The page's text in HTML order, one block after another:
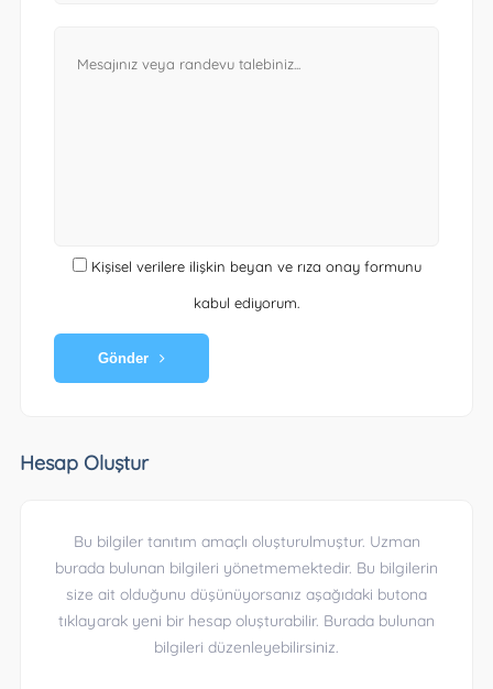
Kişisel verilere ilişkin beyan ve rıza onay formunu
kabul ediyorum.
Gönder
Hesap Oluştur
Bu bilgiler tanıtım amaçlı oluşturulmuştur. Uzman
burada bulunan bilgileri yönetmemektedir. Bu bilgilerin
size ait olduğunu düşünüyorsanız aşağıdaki butona
tıklayarak yeni bir hesap oluşturabilir. Burada bulunan
bilgileri düzenleyebilirsiniz.